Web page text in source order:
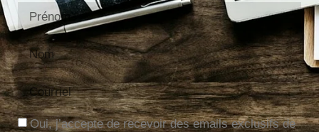
Oui, j’accepte de recevoir des emails exclusifs de